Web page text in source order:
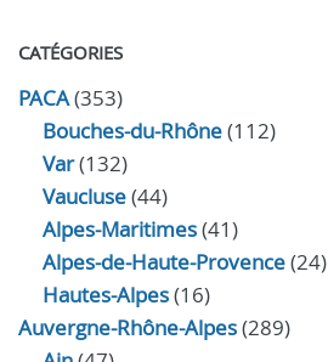
CATÉGORIES
PACA(353)
Bouches-du-Rhône(112)
Var(132)
Vaucluse(44)
Alpes-Maritimes(41)
Alpes-de-Haute-Provence(24)
Hautes-Alpes(16)
Auvergne-Rhône-Alpes(289)